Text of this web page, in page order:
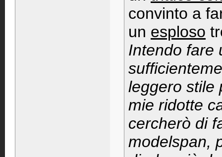
convinto a
un esploso
Intendo fare
leggero stile
mie ridotte
cercherò di
modelspan,